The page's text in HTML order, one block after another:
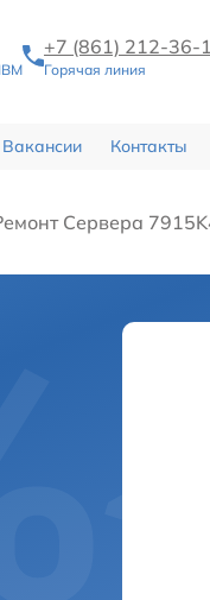
+7 (861) 212-36-
Горячая линия
Вакансии Контакты
Сервера